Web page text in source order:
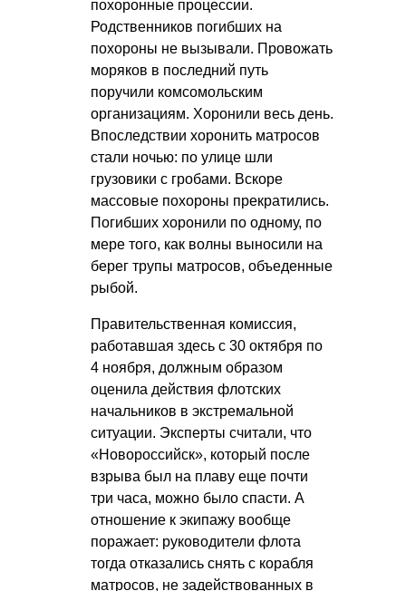
похоронные процессии.
Родственников погибших на
похороны не вызывали. Провожать
моряков в последний путь
поручили комсомольским
организациям. Хоронили весь день.
Впоследствии хоронить матросов
стали ночью: по улице шли
грузовики с гробами. Вскоре
массовые похороны прекратились.
Погибших хоронили по одному, по
мере того, как волны выносили на
берег трупы матросов, объеденные
рыбой.
Правительственная комиссия,
работавшая здесь с 30 октября по
4 ноября, должным образом
оценила действия флотских
начальников в экстремальной
ситуации. Эксперты считали, что
«Новороссийск», который после
взрыва был на плаву еще почти
три часа, можно было спасти. А
отношение к экипажу вообще
поражает: руководители флота
тогда отказались снять с корабля
матросов, не задействованных в